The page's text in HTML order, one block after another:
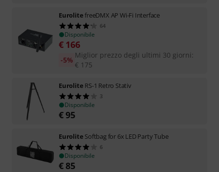
EurolitefreeDMX AP Wi-Fi Interface
64
Disponibile
€ 166
Miglior prezzo degli ultimi 30 giorni:
€ 175
-5%
Eurolite RS-1 Retro Stativ
3
Disponibile
€95
Eurolite Softbag for 6x LED Party Tube
6
Disponibile
€ 85